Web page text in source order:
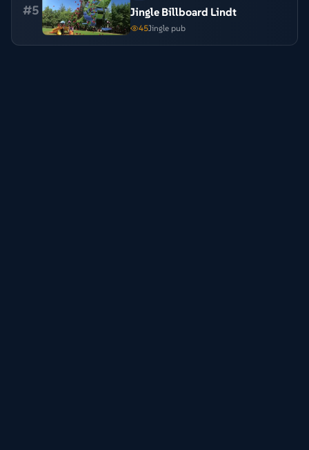
#5 Jingle Billboard Lindt
45Jingle pub